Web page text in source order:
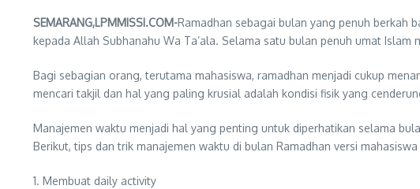
SEMARANG,LPMMISSI.COM-Ramadhan sebagai bulan yang penuh berkah
kepada Allah Subhanahu Wa Ta’ala. Selama satu bulan penuh umat
Bagi sebagian orang, terutama mahasiswa, ramadhan menjadi cukup
mencari takjil dan hal yang paling krusial adalah kondisi fisik yang
Manajemen waktu menjadi hal yang penting untuk diperhatikan selama
Berikut, tips dan trik manajemen waktu di bulan Ramadhan versi mahasiswa
1. Membuat daily activity